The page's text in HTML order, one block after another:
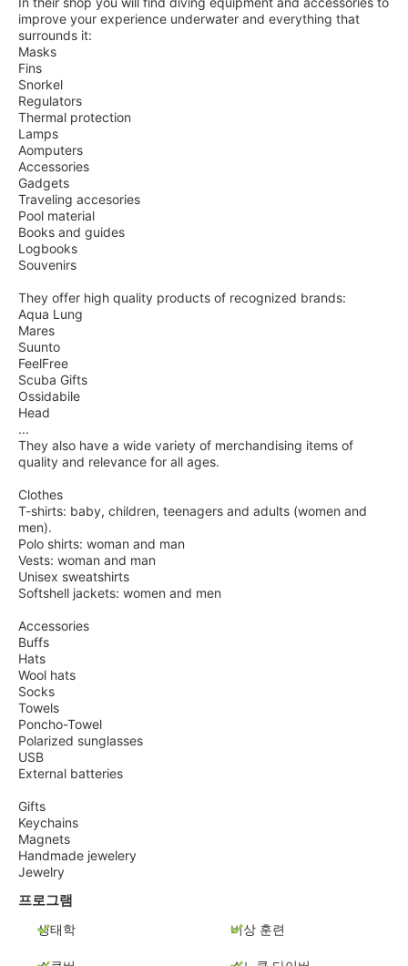
improve your experience underwater and everything that
surrounds it:
Masks
Fins
Snorkel
Regulators
Thermal protection
Lamps
Aomputers
Accessories
Gadgets
Traveling accesories
Pool material
Books and guides
Logbooks
Souvenirs
They offer high quality products of recognized brands:
Aqua Lung
Mares
Suunto
FeelFree
Scuba Gifts
Ossidabile
Head
...
They also have a wide variety of merchandising items of
quality and relevance for all ages.
Clothes
T-shirts: baby, children, teenagers and adults (women and
men).
Polo shirts: woman and man
Vests: woman and man
Unisex sweatshirts
Softshell jackets: women and men
Accessories
Buffs
Hats
Wool hats
Socks
Towels
Poncho-Towel
Polarized sunglasses
USB
External batteries
Gifts
Keychains
Magnets
Handmade jewelery
Jewelry
프로그램
생태학 비상 훈련